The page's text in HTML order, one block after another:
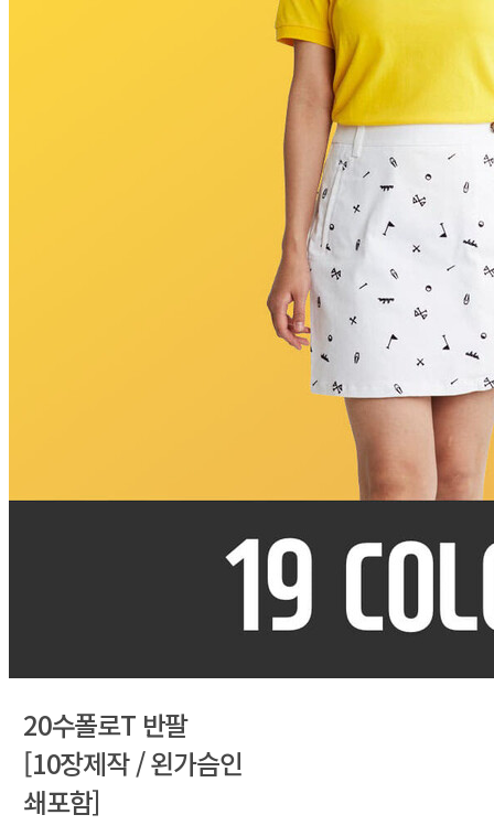
20수폴로T 반팔
[10장제작 / 왼가슴인
쇄포함]